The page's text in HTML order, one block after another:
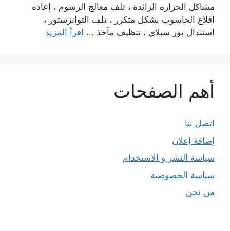
مشاكل الحرارة الزائدة ، تلف معالج الرسوم ، إعادة
اقلاع الحاسوب بشكل متكرر ، تلف التوانزستور ،
استبدال بور سبلاي ، تنظيف مآخذ ... اقرأ المزيد
أهم الصفحات
اتصل بنا
إضافة إعلان
سياسة النشر و الاستخدام
سياسة الخصوصية
من نحن